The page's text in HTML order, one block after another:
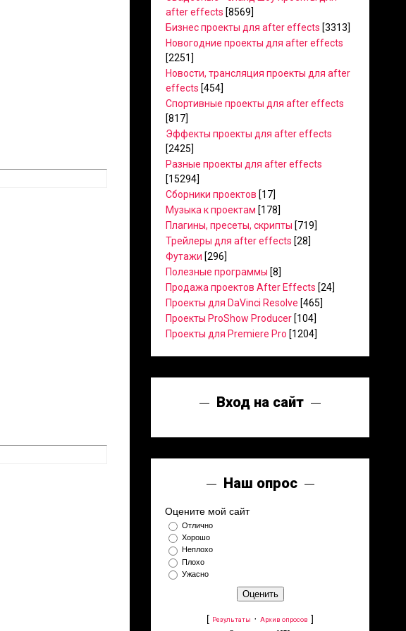
after effects [8569]
Бизнес проекты для after effects [3313]
Новогодние проекты для after effects
[2251]
Новости, трансляция проекты для after
effects [454]
Спортивные проекты для after effects
[817]
Эффекты проекты для after effects
[2425]
Разные проекты для after effects
[15294]
Сборники проектов [17]
Музыка к проектам [178]
Плагины, пресеты, скрипты [719]
Трейлеры для after effects [28]
Футажи [296]
Полезные программы [8]
Продажа проектов After Effects [24]
Проекты для DaVinci Resolve [465]
Проекты ProShow Producer [104]
Проекты для Premiere Pro [1204]
Вход на сайт
Наш опрос
Оцените мой сайт
Отлично
Хорошо
Неплохо
Плохо
Ужасно
[ Результаты · Архив опросов ]